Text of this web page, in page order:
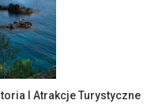
I Atrakcje Turystyczne